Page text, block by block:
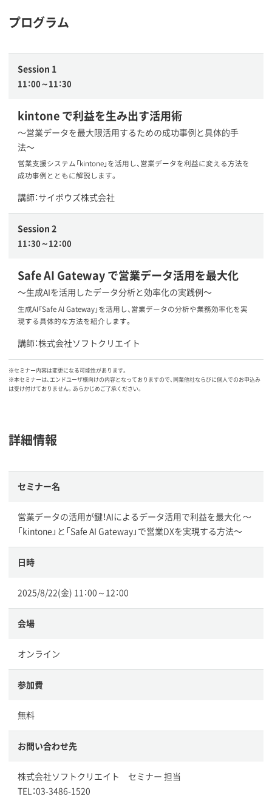
プログラム
Session 1
11：00～11：30
kintone で利益を生み出す活用術
〜営業データを最大限活用するための成功事例と具体的手
法〜
営業支援システム「kintone」を活用し、営業データを利益に変える方法を
成功事例とともに解説します。
講師：サイボウズ株式会社
Session 2
11：30～12：00
Safe AI Gateway で営業データ活用を最大化
〜生成AIを活用したデータ分析と効率化の実践例〜
生成AI「Safe AI Gateway」を活用し、営業データの分析や業務効率化を実
現する具体的な方法を紹介します。
講師：株式会社ソフトクリエイト
※セミナー内容は変更になる可能性があります。
※本セミナーは、エンドユーザ様向けの内容となっておりますので、同業他社ならびに個人でのお申込み
は受け付けておりません。あらかじめご了承ください。
詳細情報
セミナー名
営業データの活用が鍵！AIによるデータ活用で利益を最大化 〜
「kintone」と「Safe AI Gateway」で営業DXを実現する方法〜
日時
2025/8/22(金) 11：00～12：00
会場
オンライン
参加費
無料
お問い合わせ先
株式会社ソフトクリエイト セミナー 担当
TEL：03-3486-1520